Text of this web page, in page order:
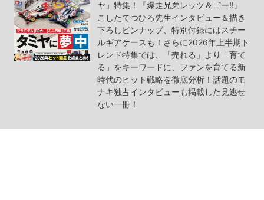
ヤ」特集！『爆走兄弟レッツ＆ゴー!!』
こしたてつひろ先生インタビュー＆描き
下ろしピンナップ、特別付録にはスチー
ルギアケースも！さらに2026年上半期ト
レンド特集では、「売れる」より「育て
る」をキーワードに、ファンを育てる新
時代のヒット戦略を徹底分析！話題のモ
ナキ独占インタビューも掲載した見逃せ
ない一冊！